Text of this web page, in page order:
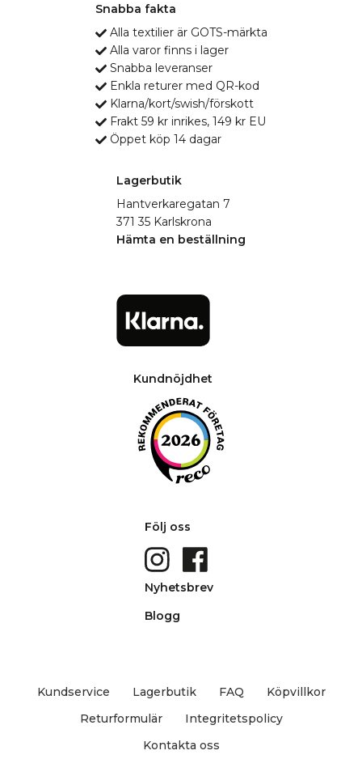
Snabba fakta
Alla textilier är GOTS-märkta
Alla varor finns i lager
Snabba leveranser
Enkla returer med QR-kod
Klarna/kort/swish/förskott
Frakt 59 kr inrikes, 149 kr EU
Öppet köp 14 dagar
Lagerbutik
Hantverkaregatan 7
371 35 Karlskrona
Hämta en beställning
Kundnöjdhet
Följ oss
Nyhetsbrev
Blogg
Kundservice Lagerbutik FAQ
Köpvillkor
Returformulär
Integritetspolicy
Kontakta oss